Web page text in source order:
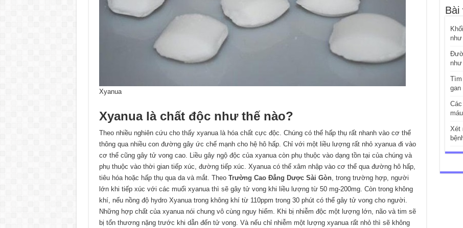
Xyanua
Xyanua là chất độc như thế nào?
Theo nhiều nghiên cứu cho thấy xyanua là hóa chất cực độc. Chúng có thể hấp thụ rất nhanh vào cơ thể
thông qua nhiều con đường gây ức chế mạnh cho hệ hô hấp. Chỉ với một liều lượng rất nhỏ xyanua đi vào
cơ thể cũng gây tử vong cao. Liều gây ngộ độc của xyanua còn phụ thuộc vào dạng tồn tại của chúng và
phụ thuộc vào thời gian tiếp xúc, đường tiếp xúc. Xyanua có thể xâm nhập vào cơ thể qua đường hô hấp,
tiêu hóa hoặc hấp thụ qua da và mắt. Theo Trường Cao Đẳng Dược Sài Gòn, trong trường hợp, người
lớn khi tiếp xúc với các muối xyanua thì sẽ gây tử vong khi liều lượng từ 50 mg-200mg. Còn trong không
khí, nếu nồng độ hydro Xyanua trong không khí từ 110ppm trong 30 phút có thể gây tử vong cho người.
Những hợp chất của xyanua nói chung vô cùng nguy hiểm. Khi bị nhiễm độc một lượng lớn, não và tim sẽ
bị tổn thương nặng trước khi dẫn đến tử vong. Và nếu chỉ nhiễm một lượng xyanua rất nhỏ thì sẽ không
Bài
Tìm
gan
Xét